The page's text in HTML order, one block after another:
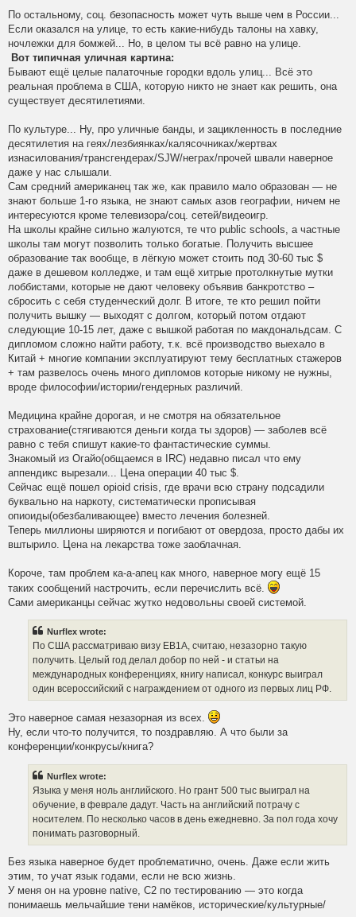
По остальному, соц. безопасность может чуть выше чем в России...
Если оказался на улице, то есть какие-нибудь талоны на хавку,
ночлежки для бомжей... Но, в целом ты всё равно на улице.
Вот типичная уличная картина:
Бывают ещё целые палаточные городки вдоль улиц... Всё это
реальная проблема в США, которую никто не знает как решить, она
существует десятилетиями.
По культуре... Ну, про уличные банды, и зацикленность в последние
десятилетия на геях/лезбиянках/калясочниках/жертвах
изнасилования/трансгендерах/SJW/неграх/прочей швали наверное
даже у нас слышали.
Сам средний американец так же, как правило мало образован — не
знают больше 1-го языка, не знают самых азов географии, ничем не
интересуются кроме телевизора/соц. сетей/видеоигр.
На школы крайне сильно жалуются, те что public schools, а частные
школы там могут позволить только богатые. Получить высшее
образование так вообще, в лёгкую может стоить под 30-60 тыс $
даже в дешевом колледже, и там ещё хитрые протолкнутые мутки
лоббистами, которые не дают человеку объявив банкротство –
сбросить с себя студенческий долг. В итоге, те кто решил пойти
получить вышку — выходят с долгом, который потом отдают
следующие 10-15 лет, даже с вышкой работая по макдональдсам. С
дипломом сложно найти работу, т.к. всё производство выехало в
Китай + многие компании эксплуатируют тему бесплатных стажеров
+ там развелось очень много дипломов которые никому не нужны,
вроде философии/истории/гендерных различий.
Медицина крайне дорогая, и не смотря на обязательное
страхование(стягиваются деньги когда ты здоров) — заболев всё
равно с тебя спишут какие-то фантастические суммы.
Знакомый из Огайо(общаемся в IRC) недавно писал что ему
аппендикс вырезали... Цена операции 40 тыс $.
Сейчас ещё пошел opioid crisis, где врачи всю страну подсадили
буквально на наркоту, систематически прописывая
опиоиды(обезбаливающее) вместо лечения болезней.
Теперь миллионы ширяются и погибают от овердоза, просто дабы их
вштырило. Цена на лекарства тоже заоблачная.
Короче, там проблем ка-а-апец как много, наверное могу ещё 15
таких сообщений настрочить, если перечислить всё.
Сами американцы сейчас жутко недовольны своей системой.
Nurflex wrote:
По США рассматриваю визу EB1A, считаю, незазорно такую
получить. Целый год делал добор по ней - и статьи на
международных конференциях, книгу написал, конкурс выиграл
один всероссийский с награждением от одного из первых лиц РФ.
Это наверное самая незазорная из всех.
Ну, если что-то получится, то поздравляю. А что были за
конференции/конкрусы/книга?
Nurflex wrote:
Языка у меня ноль английского. Но грант 500 тыс выиграл на
обучение, в феврале дадут. Часть на английский потрачу с
носителем. По несколько часов в день ежедневно. За пол года хочу
понимать разговорный.
Без языка наверное будет проблематично, очень. Даже если жить
этим, то учат язык годами, если не всю жизнь.
У меня он на уровне native, C2 по тестированию — это когда
понимаешь мельчайшие тени намёков, исторические/культурные/